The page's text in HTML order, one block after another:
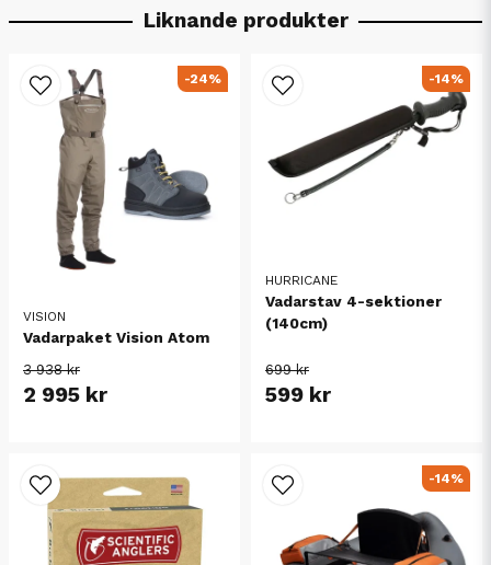
Liknande produkter
VISION
Vadarpaket Vision Atom
3 938 kr
2 995 kr
-24%
HURRICANE
Vadarstav 4-sektioner
(140cm)
699 kr
599 kr
-14%
-14%